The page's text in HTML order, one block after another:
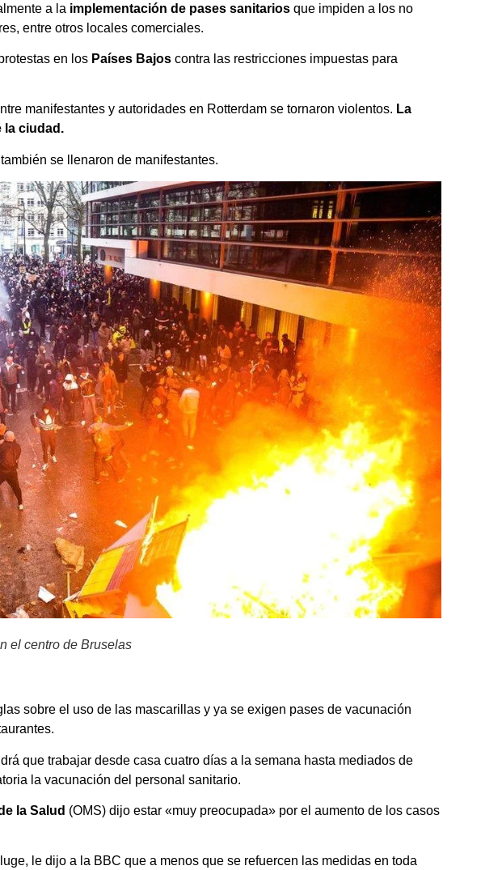
a la implementación de pases sanitarios que impiden a los no
entre otros locales comerciales.
en los Países Bajos contra las restricciones impuestas para
manifestantes y autoridades en Rotterdam se tornaron violentos. La
la ciudad.
se llenaron de manifestantes.
el centro de Bruselas
sobre el uso de las mascarillas y ya se exigen pases de vacunación
que trabajar desde casa cuatro días a la semana hasta mediados de
la vacunación del personal sanitario.
la Salud (OMS) dijo estar «muy preocupada» por el aumento de los casos
le dijo a la BBC que a menos que se refuercen las medidas en toda